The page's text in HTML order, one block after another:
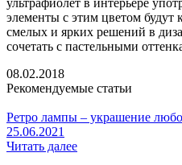
элементы с этим цветом будут
смелых и ярких решений в
сочетать с пастельными
08.02.2018
Рекомендуемые статьи
Ретро лампы – украшение
25.06.2021
Читать далее